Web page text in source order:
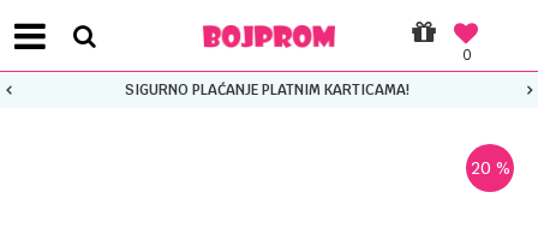
0
SIGURNO PLAĆANJE PLATNIM KARTICAMA!
20 %